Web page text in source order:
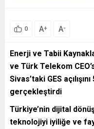
0 A+ A-
Enerji ve Tabii
ve Türk Telekom
Sivas’taki GES
gerçekleştirdi
Türkiye’nin dijital
teknolojiyi iyiliğe ve